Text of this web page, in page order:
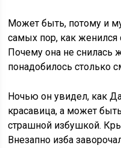
Может быть, потому и
самых пор, как женился
Почему она не снилась
понадобилось столько
Ночью он увидел, как
красавица, а может
страшной избушкой.
Внезапно изба